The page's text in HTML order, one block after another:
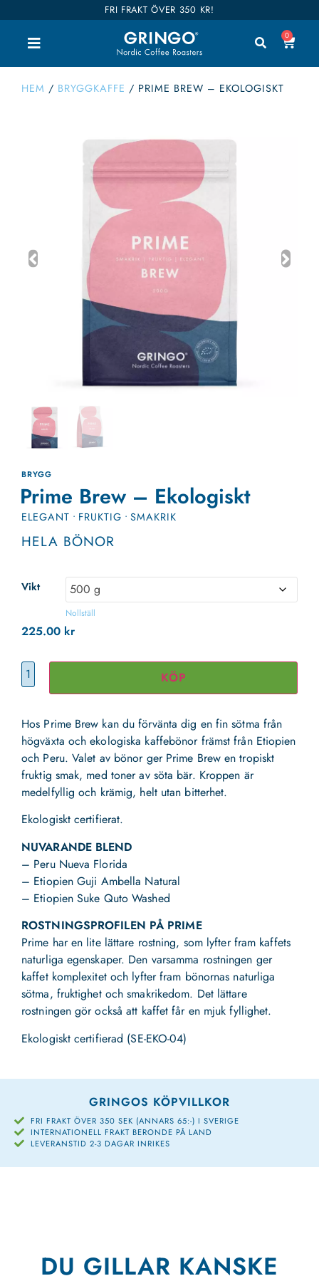
FRI FRAKT ÖVER 350 KR!
0
HEM / BRYGGKAFFE / PRIME BREW – EKOLOGISKT
BRYGG
Prime Brew – Ekologiskt
ELEGANT • FRUKTIG • SMAKRIK
HELA BÖNOR
Vikt
Nollställ
225.00 kr
KÖP
Hos Prime Brew kan du förvänta dig en fin sötma från
högväxta och ekologiska kaffebönor främst från Etiopien
och Peru. Valet av bönor ger Prime Brew en tropiskt
fruktig smak, med toner av söta bär. Kroppen är
medelfyllig och krämig, helt utan bitterhet.
Ekologiskt certifierat.
NUVARANDE BLEND
– Peru Nueva Florida
– Etiopien Guji Ambella Natural
– Etiopien Suke Quto Washed
ROSTNINGSPROFILEN PÅ PRIME
Prime har en lite lättare rostning, som lyfter fram kaffets
naturliga egenskaper. Den varsamma rostningen ger
kaffet komplexitet och lyfter fram bönornas naturliga
sötma, fruktighet och smakrikedom. Det lättare
rostningen gör också att kaffet får en mjuk fyllighet.
Ekologiskt certifierad (SE-EKO-04)
GRINGOS KÖPVILLKOR
FRI FRAKT ÖVER 350 SEK (ANNARS 65:-) I SVERIGE
INTERNATIONELL FRAKT BERONDE PÅ LAND
LEVERANSTID 2-3 DAGAR INRIKES
DU GILLAR KANSKE